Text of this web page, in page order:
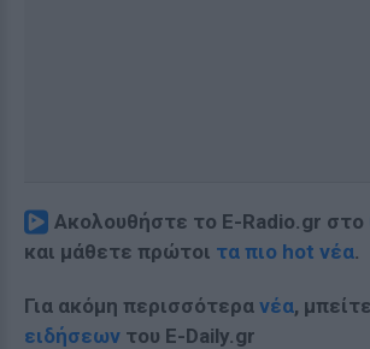
Ακολουθήστε το E-Radio.gr στο
και μάθετε πρώτοι τα πιο hot νέα.
Για ακόμη περισσότερα νέα,
ειδήσεων του E-Daily.gr